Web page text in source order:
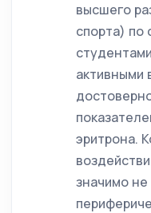
высшего
спорта) по
активными
эритрона.
значимо